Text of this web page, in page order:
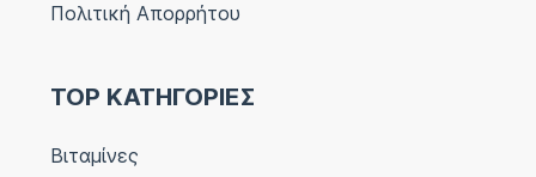
Πολιτική Απορρήτου
TOP ΚΑΤΗΓΟΡΙΕΣ
Βιταμίνες